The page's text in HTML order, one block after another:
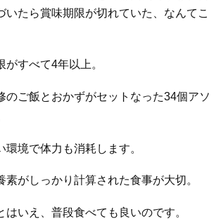
いたら賞味期限が切れていた、なんてこ
がすべて4年以上。
のご飯とおかずがセットなった34個アソ
環境で体力も消耗します。
素がしっかり計算された食事が大切。
はいえ、普段食べても良いのです。